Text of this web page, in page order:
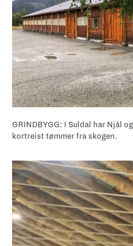
GRINDBYGG: I Suldal har Njål
kortreist tømmer fra skogen.